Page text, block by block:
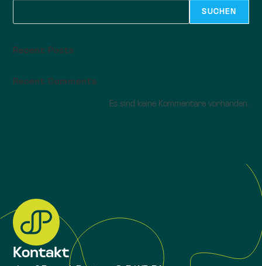
SUCHEN
Recent Posts
Recent Comments
Es sind keine Kommentare vorhanden.
Kontakt